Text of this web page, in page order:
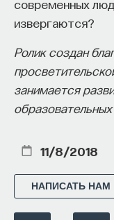
современных
извергаются?
Ролик создан
занимается
11/8/2018
НАПИСАТЬ НАМ
— Понимать
—
и эмоций с
мозга
Автор курса:
физиологии
факультета МГУ